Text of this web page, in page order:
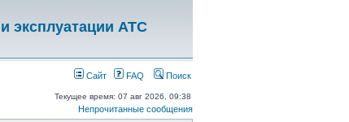
эксплуатации АТС
Сайт FAQ Поиск
Текущее время: 07 авг 2026, 09:38
Непрочитанные сообщения